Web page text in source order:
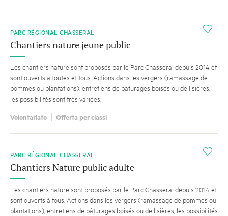
i
PARC RÉGIONAL CHASSERAL
Chantiers nature jeune public
Les chantiers nature sont proposés par le Parc Chasseral depuis 2014 et
sont ouverts à toutes et tous. Actions dans les vergers (ramassage de
pommes ou plantations), entretiens de pâturages boisés ou de lisières,
les possibilités sont très variées.
Volontariato Offerta per classi
i
PARC RÉGIONAL CHASSERAL
Chantiers Nature public adulte
Les chantiers nature sont proposés par le Parc Chasseral depuis 2014 et
sont ouverts à tous. Actions dans les vergers (ramassage de pommes ou
plantations), entretiens de pâturages boisés ou de lisières, les possibilités